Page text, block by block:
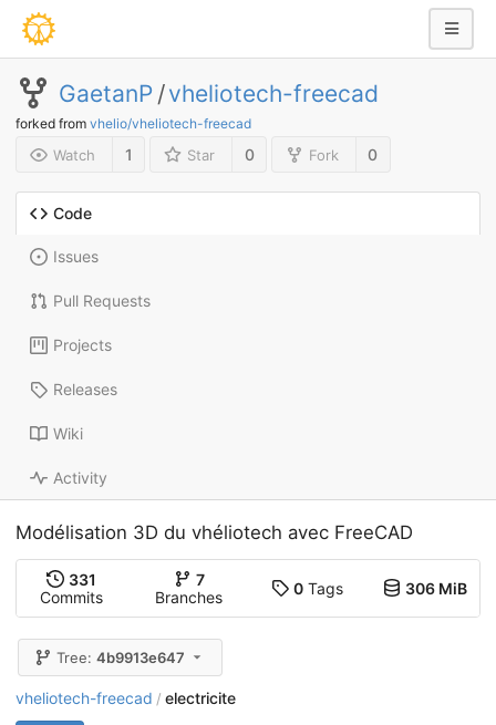
GaetanP /vheliotech-freecad
forked from vhelio/vheliotech-freecad
Watch 1 Star 0 Fork 0
Code
Issues
Pull Requests
Projects
Releases
Wiki
Activity
Modélisation 3D du vhéliotech avec FreeCAD
331
Commits
7
Branches
0Tags 306 MiB
Tree:4b9913e647
vheliotech-freecad / electricite